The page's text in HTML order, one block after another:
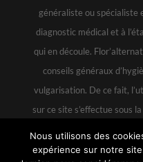
généraliste ou spécialiste
diagnostic médical et à
qui en découle.
conseils généraux
vulgarisation. De ce fait,
sur ce site s’effectue sous
partir de livres ou revues.
Nous utilisons des
expérience sur notre